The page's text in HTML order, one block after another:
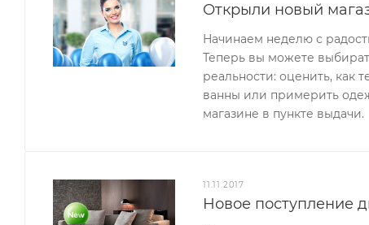
Открыли новый
Начинаем неделю с
Теперь вы можете
реальности: оценить, как
ванны или примерить
магазине в пункте выдачи.
11.11.2017
Новое поступление